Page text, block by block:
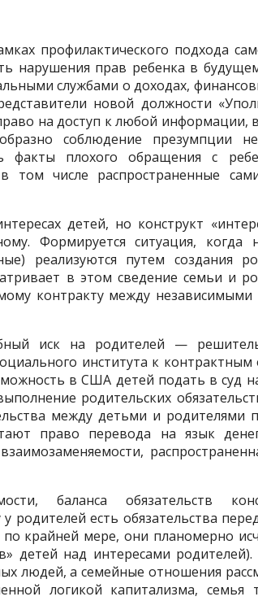
профилактического подхода
нарушения прав ребенка в
службами о доходах,
новой должности
на доступ к любой
соблюдение презумпции
факты плохого обращения с
том числе распространенные
детей, но конструкт
Формируется ситуа­ция, когда
реализуются путем создания
в этом сведение семьи и
контракту между
иск на родителей —
института к
в США детей подать в суд
родительских
между детьми и родителями
право перевода на язык
баланса обязательств
родителей есть обязатель­ства
крайней мере, они планомерно
детей над интересами родителей).
людей, а семейные отношения
логикой капитализма, семья